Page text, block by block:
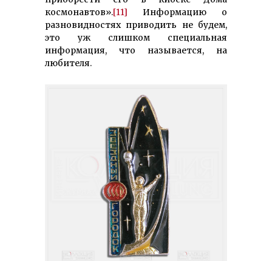
космонавтов».[11] Информацию о
разновидностях приводить не будем,
это уж слишком специальная
информация, что называется, на
любителя.